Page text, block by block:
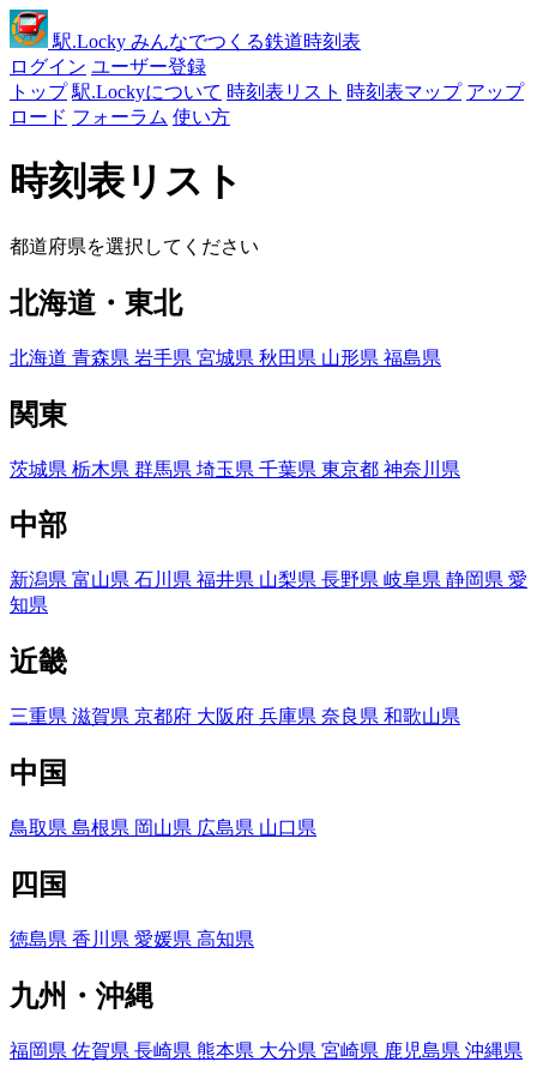
駅.Locky みんなでつくる鉄道時刻表
ログイン ユーザー登録
トップ 駅.Lockyについて 時刻表リスト 時刻表マップ アップ
ロード フォーラム 使い方
時刻表リスト
都道府県を選択してください
北海道・東北
北海道 青森県 岩手県 宮城県 秋田県 山形県 福島県
関東
茨城県 栃木県 群馬県 埼玉県 千葉県 東京都 神奈川県
中部
新潟県 富山県 石川県 福井県 山梨県 長野県 岐阜県 静岡県 愛
知県
近畿
三重県 滋賀県 京都府 大阪府 兵庫県 奈良県 和歌山県
中国
鳥取県 島根県 岡山県 広島県 山口県
四国
徳島県 香川県 愛媛県 高知県
九州・沖縄
福岡県 佐賀県 長崎県 熊本県 大分県 宮崎県 鹿児島県 沖縄県